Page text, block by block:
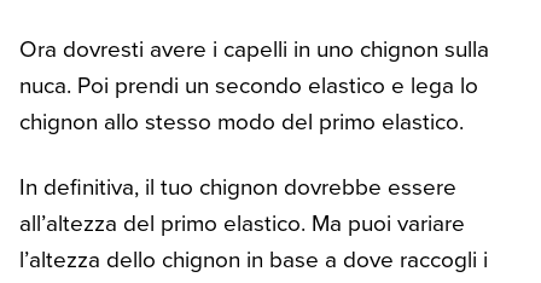
Ora dovresti avere i capelli in uno chignon sulla
nuca. Poi prendi un secondo elastico e lega lo
chignon allo stesso modo del primo elastico.
In definitiva, il tuo chignon dovrebbe essere
all’altezza del primo elastico. Ma puoi variare
l’altezza dello chignon in base a dove raccogli i